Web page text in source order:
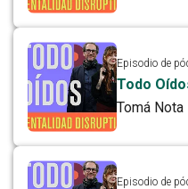
Episodio de
Todo
Tomá Nota
Episodio de